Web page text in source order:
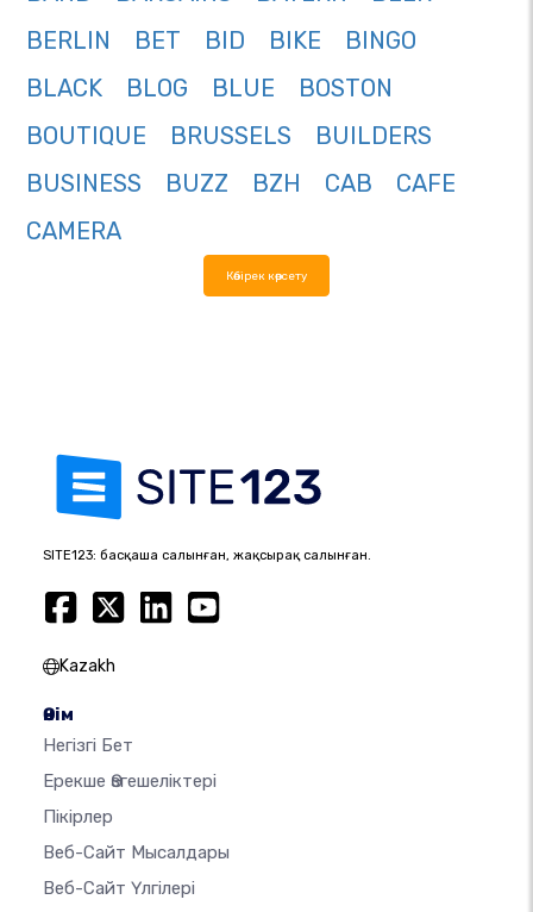
BERLIN
BET BID BIKE
BINGO
BLACK
BLOG BLUE
BOSTON
BOUTIQUE
BRUSSELS
BUILDERS
BUSINESS
BUZZ BZH CAB
CAFE
CAMERA
Көбірек көрсету
SITE123: басқаша салынған, жақсырақ салынған.
Kazakh
Өнім
Негізгі Бет
Ерекше Өзгешеліктері
Пікірлер
Веб-Сайт Мысалдары
Веб-Сайт Үлгілері